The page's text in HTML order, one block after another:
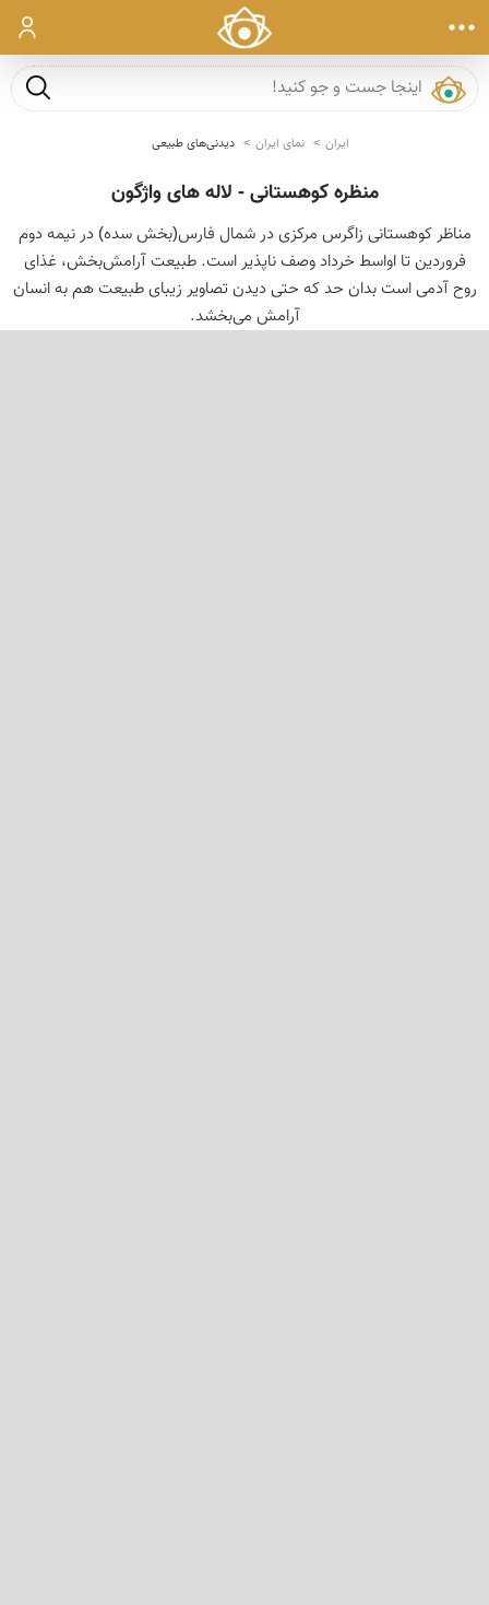
ورود
جست و
ایران نمای ایران دیدنی‌های طبیعی
منظره کوهستانی - لاله های واژگون
مناظر کوهستانی زاگرس مرکزی در شمال فارس(بخش سده) در نیمه دوم
فروردین تا اواسط خرداد وصف ناپذیر است. طبیعت آرامش‌بخش، غذای
روح آدمی است بدان حد که حتی دیدن تصاویر زیبای طبیعت هم به انسان
آرامش می‌بخشد.